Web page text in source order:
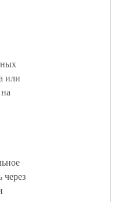
или